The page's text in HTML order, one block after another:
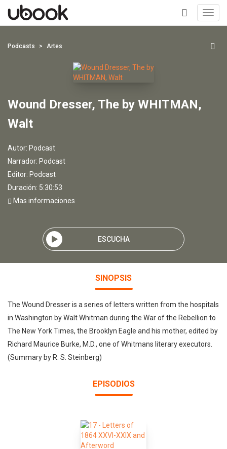
+
Podcasts Artes
Wound Dresser, The by WHITMAN,
Walt
Autor: Podcast
Narrador: Podcast
Editor: Podcast
Duración: 5:30:53
Mas informaciones
ESCUCHA
SINOPSIS
The Wound Dresser is a series of letters written from the hospitals
in Washington by Walt Whitman during the War of the Rebellion to
The New York Times, the Brooklyn Eagle and his mother, edited by
Richard Maurice Burke, M.D., one of Whitmans literary executors.
(Summary by R. S. Steinberg)
EPISODIOS